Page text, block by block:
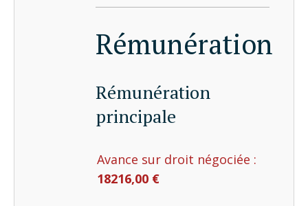
Rémunération
Rémunération
principale
Avance sur droit négociée :
18216,00 €